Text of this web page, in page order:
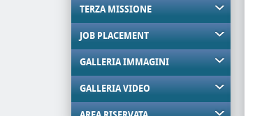
TERZA MISSIONE
JOB PLACEMENT
GALLERIA IMMAGINI
GALLERIA VIDEO